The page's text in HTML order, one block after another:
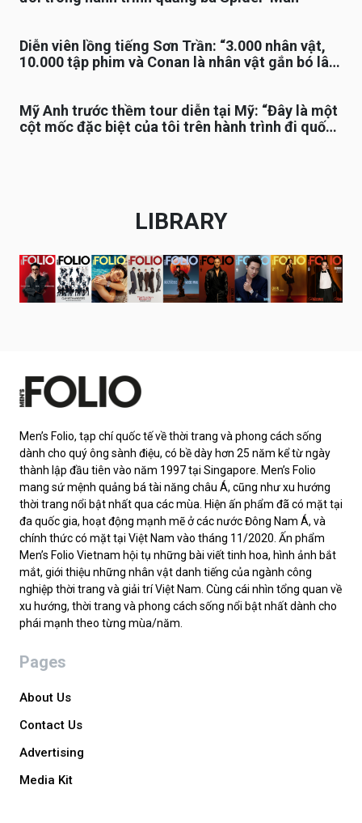
Diễn viên lồng tiếng Sơn Trần: “3.000 nhân vật,
10.000 tập phim và Conan là nhân vật gắn bó lâu
Mỹ Anh trước thềm tour diễn tại Mỹ: “Đây là một
cột mốc đặc biệt của tôi trên hành trình đi quốc
LIBRARY
Men’s Folio, tạp chí quốc tế về thời trang và phong cách sống
dành cho quý ông sành điệu, có bề dày hơn 25 năm kể từ ngày
thành lập đầu tiên vào năm 1997 tại Singapore. Men’s Folio
mang sứ mệnh quảng bá tài năng châu Á, cũng như xu hướng
thời trang nổi bật nhất qua các mùa. Hiện ấn phẩm đã có mặt tại
đa quốc gia, hoạt động mạnh mẽ ở các nước Đông Nam Á, và
chính thức có mặt tại Việt Nam vào tháng 11/2020. Ấn phẩm
Men’s Folio Vietnam hội tụ những bài viết tinh hoa, hình ảnh bắt
mắt, giới thiệu những nhân vật danh tiếng của ngành công
nghiệp thời trang và giải trí Việt Nam. Cùng cái nhìn tổng quan về
xu hướng, thời trang và phong cách sống nổi bật nhất dành cho
phái mạnh theo từng mùa/năm.
Pages
About Us
Contact Us
Advertising
Media Kit